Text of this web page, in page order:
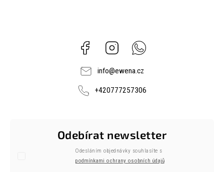
Facebook Instagram
info@ewena.cz
+420777257306
Odebírat newsletter
Odesláním objednávky souhlasíte s
podmínkami ochrany osobních údajů